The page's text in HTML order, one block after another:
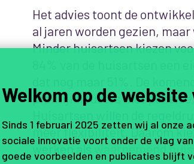
Het advies toont de
al jaren worden gezien,
Minder huisartsen kiezen
84% van de huisartsen
praktijkhouders met
Huisartsen willen de
meer flexibiliteit. Daarom
werken alswaarnemend
Welkom op de
Sinds 1 februari 2025 zetten wij al onze
sociale innovatie voort onder de vlag van
goede voorbeelden en publicaties blijft